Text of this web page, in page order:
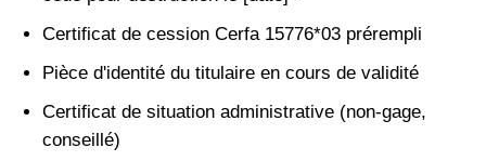
Certificat de cession Cerfa 15776*03 prérempli
Pièce d'identité du titulaire en cours de validité
Certificat de situation administrative (non-gage,
conseillé)